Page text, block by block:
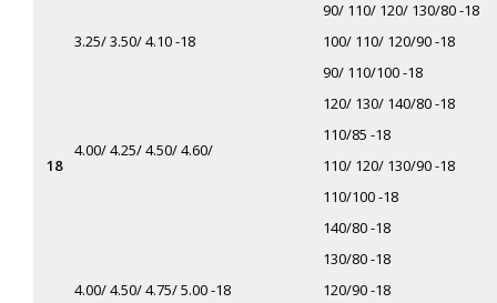
18
3.25/ 3.50/ 4.10 -18
90/ 110/ 120/ 130/80 -18
100/ 110/ 120/90 -18
90/ 110/100 -18
4.00/ 4.25/ 4.50/ 4.60/
120/ 130/ 140/80 -18
110/85 -18
110/ 120/ 130/90 -18
110/100 -18
140/80 -18
4.00/ 4.50/ 4.75/ 5.00 -18
130/80 -18
120/90 -18